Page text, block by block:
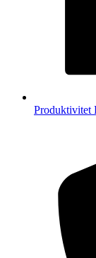
Produktivitet